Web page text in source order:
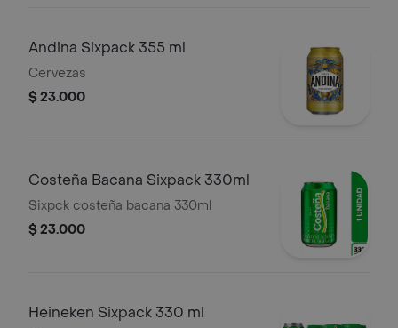
Andina Sixpack 355 ml
Cervezas
$ 23.000
Costeña Bacana Sixpack 330ml
Sixpck costeña bacana 330ml
$ 23.000
Heineken Sixpack 330 ml